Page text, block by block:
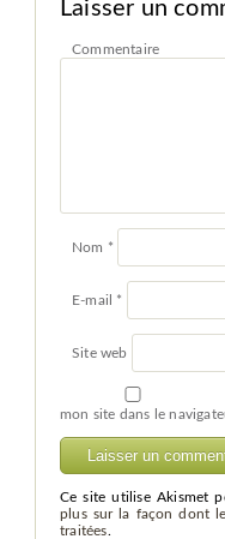
Laisser un
Nom *
E-mail *
Site web
mon site dans le
Ce site utilise Akismet
plus sur la façon dont
traitées.